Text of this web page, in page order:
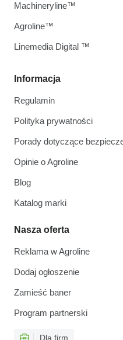
Informacja
Regulamin
Polityka prywatności
Porady dotyczące
Opinie o Agroline
Blog
Katalog marki
Nasza oferta
Reklama w Agroline
Dodaj ogłoszenie
Zamieść baner
Program partnerski
Dla firm
Machineryline™
Agroline™
Linemedia Digital ™